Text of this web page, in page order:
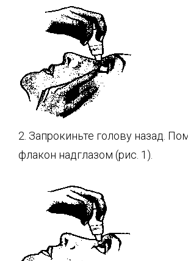
2. Запрокиньте голову назад.
флакон надглазом (рис. 1).